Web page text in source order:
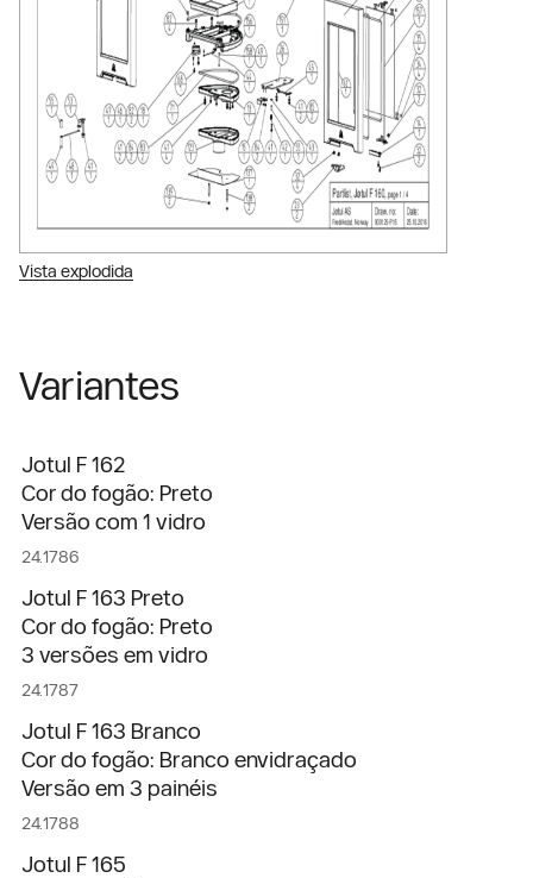
Vista explodida
Variantes
Jotul F 162
Cor do fogão: Preto
Versão com 1 vidro
24.1786
Jotul F 163 Preto
Cor do fogão: Preto
3 versões em vidro
24.1787
Jotul F 163 Branco
Cor do fogão: Branco envidraçado
Versão em 3 painéis
24.1788
Jotul F 165